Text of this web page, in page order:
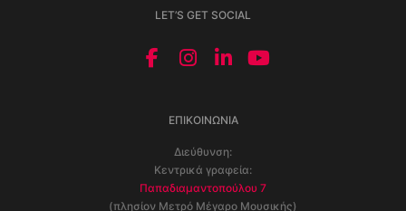
LET’S GET SOCIAL
ΕΠΙΚΟΙΝΩΝΊΑ
Διεύθυνση:
Κεντρικά γραφεία:
Παπαδιαμαντοπούλου 7
(πλησίον Μετρό Μέγαρο Μουσικής)